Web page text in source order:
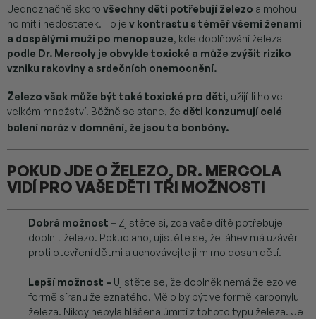
Jednoznačně skoro všechny děti potřebují železo a mohou
ho mít i nedostatek. To je v kontrastu s téměř všemi ženami
a dospělými muži po menopauze, kde doplňování železa
podle Dr. Mercoly je obvykle toxické a může zvýšit riziko
vzniku rakoviny a srdečních onemocnění.
Železo však může být také toxické pro děti, užijí-li ho ve
velkém množství. Běžně se stane, že děti konzumují celé
balení naráz v domnění, že jsou to bonbóny.
POKUD JDE O ŽELEZO, DR. MERCOLA
VIDÍ PRO VAŠE DĚTI TŘI MOŽNOSTI
Dobrá možnost – Zjistěte si, zda vaše dítě potřebuje
doplnit železo. Pokud ano, ujistěte se, že láhev má uzávěr
proti otevření dětmi a uchovávejte ji mimo dosah dětí.
Lepší možnost – Ujistěte se, že doplněk nemá železo ve
formě síranu železnatého. Mělo by být ve formě karbonylu
železa. Nikdy nebyla hlášena úmrtí z tohoto typu železa. Je